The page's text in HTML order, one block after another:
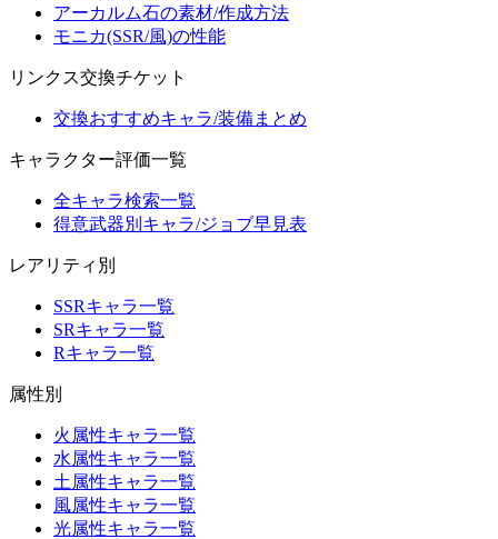
アーカルム石の素材/作成方法
モニカ(SSR/風)の性能
リンクス交換チケット
交換おすすめキャラ/装備まとめ
キャラクター評価一覧
全キャラ検索一覧
得意武器別キャラ/ジョブ早見表
レアリティ別
SSRキャラ一覧
SRキャラ一覧
Rキャラ一覧
属性別
火属性キャラ一覧
水属性キャラ一覧
土属性キャラ一覧
風属性キャラ一覧
光属性キャラ一覧